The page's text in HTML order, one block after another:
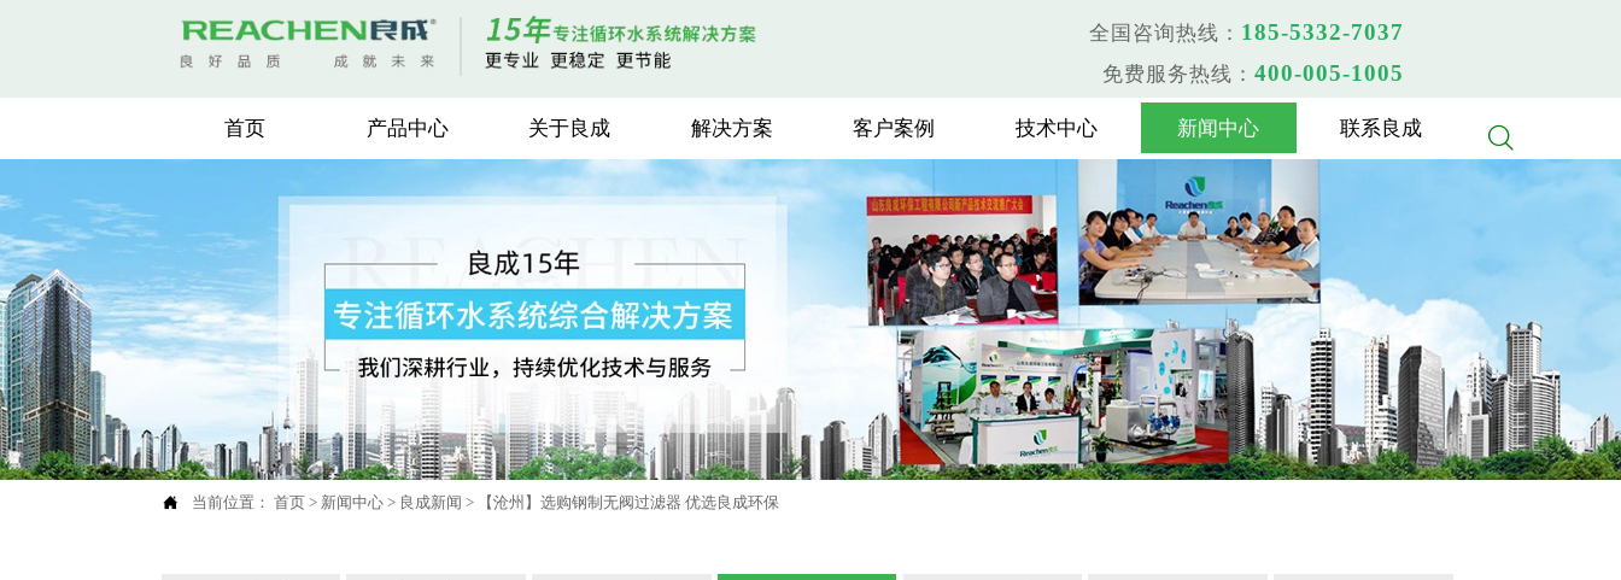
全国咨询热线： 185-5332-7037
免费服务热线： 400-005-1005
首页 产品中心 关于良成 解决方案 客户案例 技术中心 新闻中心 联系良成 
 当前位置：首页 > 新闻中心 > 良成新闻 > 【沧州】选购钢制无阀过滤器 优选良成环保